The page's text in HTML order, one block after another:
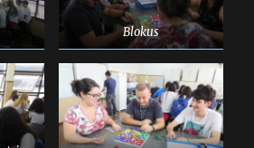
Blokus